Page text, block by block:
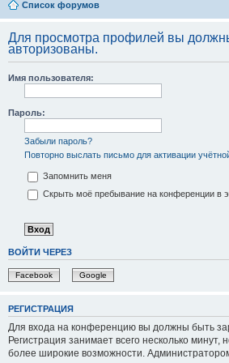
Список форумов
Для просмотра профилей вы
авторизованы.
Имя пользователя:
Пароль:
Забыли пароль?
Повторно выслать письмо для активации
Запомнить меня
Скрыть моё пребывание на конференции в
ВОЙТИ ЧЕРЕЗ
Facebook Google
РЕГИСТРАЦИЯ
Для входа на конференцию вы должны быть
Регистрация занимает всего несколько минут,
более широкие возможности.